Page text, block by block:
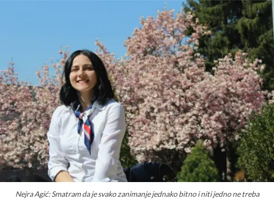
Nejra Agić:Smatram da je svako zanimanje jednako bitno i niti jedno ne treba